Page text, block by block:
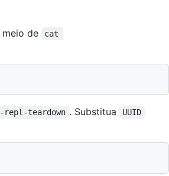
de
cat
repl-teardown . Substitua UUID